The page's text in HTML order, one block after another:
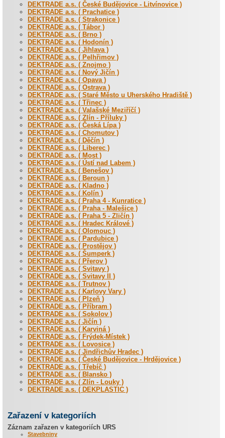
DEKTRADE a.s. ( České Budějovice - Litvínovice )
DEKTRADE a.s. ( Prachatice )
DEKTRADE a.s. ( Strakonice )
DEKTRADE a.s. ( Tábor )
DEKTRADE a.s. ( Brno )
DEKTRADE a.s. ( Hodonín )
DEKTRADE a.s. ( Jihlava )
DEKTRADE a.s. ( Pelhřimov )
DEKTRADE a.s. ( Znojmo )
DEKTRADE a.s. ( Nový Jičín )
DEKTRADE a.s. ( Opava )
DEKTRADE a.s. ( Ostrava )
DEKTRADE a.s. ( Staré Město u Uherského Hradiště )
DEKTRADE a.s. ( Třinec )
DEKTRADE a.s. ( Valašské Meziříčí )
DEKTRADE a.s. ( Zlín - Příluky )
DEKTRADE a.s. ( Česká Lípa )
DEKTRADE a.s. ( Chomutov )
DEKTRADE a.s. ( Děčín )
DEKTRADE a.s. ( Liberec )
DEKTRADE a.s. ( Most )
DEKTRADE a.s. ( Ústí nad Labem )
DEKTRADE a.s. ( Benešov )
DEKTRADE a.s. ( Beroun )
DEKTRADE a.s. ( Kladno )
DEKTRADE a.s. ( Kolín )
DEKTRADE a.s. ( Praha 4 - Kunratice )
DEKTRADE a.s. ( Praha - Malešice )
DEKTRADE a.s. ( Praha 5 - Zličín )
DEKTRADE a.s. ( Hradec Králové )
DEKTRADE a.s. ( Olomouc )
DEKTRADE a.s. ( Pardubice )
DEKTRADE a.s. ( Prostějov )
DEKTRADE a.s. ( Šumperk )
DEKTRADE a.s. ( Přerov )
DEKTRADE a.s. ( Svitavy )
DEKTRADE a.s. ( Svitavy II )
DEKTRADE a.s. ( Trutnov )
DEKTRADE a.s. ( Karlovy Vary )
DEKTRADE a.s. ( Plzeň )
DEKTRADE a.s. ( Příbram )
DEKTRADE a.s. ( Sokolov )
DEKTRADE a.s. ( Jičín )
DEKTRADE a.s. ( Karviná )
DEKTRADE a.s. ( Frýdek-Místek )
DEKTRADE a.s. ( Lovosice )
DEKTRADE a.s. ( Jindřichův Hradec )
DEKTRADE a.s. ( České Budějovice - Hrdějovice )
DEKTRADE a.s. ( Třebíč )
DEKTRADE a.s. ( Blansko )
DEKTRADE a.s. ( Zlín - Louky )
DEKTRADE a.s. ( DEKPLASTIC )
Zařazení v kategoriích
Záznam zařazen v kategoriích URS
Stavebniny